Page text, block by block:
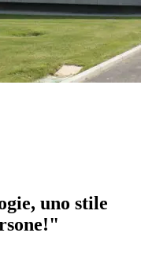
uno stile